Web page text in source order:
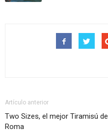
Artículo anterior
Two Sizes, el mejor Tiramisú de
Roma